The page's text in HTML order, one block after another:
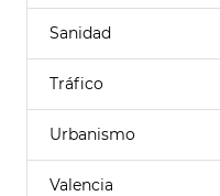
Sanidad
Tráfico
Urbanismo
Valencia